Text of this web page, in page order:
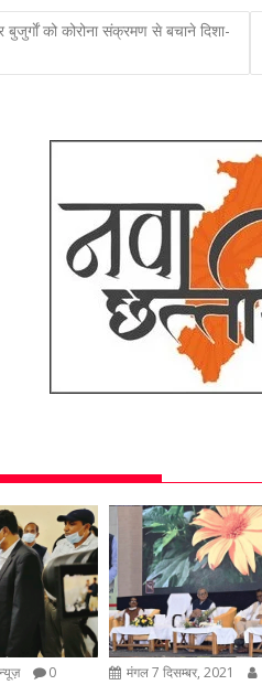
को कोरोना संक्रमण से बचाने दिशा-
0 मंगल 7 दिसम्बर, 2021